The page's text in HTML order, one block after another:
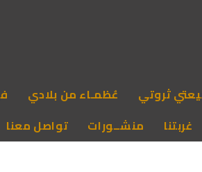
ثروتي عُظمـاء من بلادي
غربتنا منشــورات تواصل معنا